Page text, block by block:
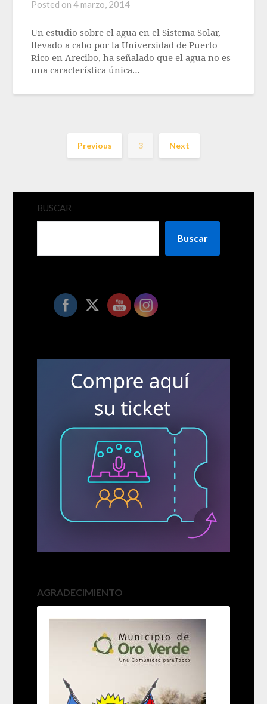
Posted on4 marzo, 2014
Un estudio sobre el agua en el Sistema Solar,
llevado a cabo por la Universidad de Puerto
Rico en Arecibo, ha señalado que el agua no es
una característica única…
Previous 3 Next
BUSCAR
Buscar
AGRADECIMIENTO